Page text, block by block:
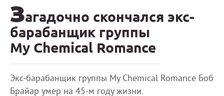
Загадочно скончался экс-
барабанщик группы
My Chemical Romance
Экс-барабанщик группы My Chemical Romance Боб
Брайар умер на 45-м году жизни.